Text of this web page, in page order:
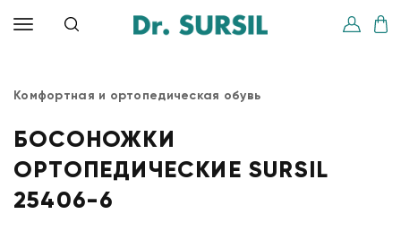
Комфортная и ортопедическая обувь
БОСОНОЖКИ
ОРТОПЕДИЧЕСКИЕ SURSIL
25406-6